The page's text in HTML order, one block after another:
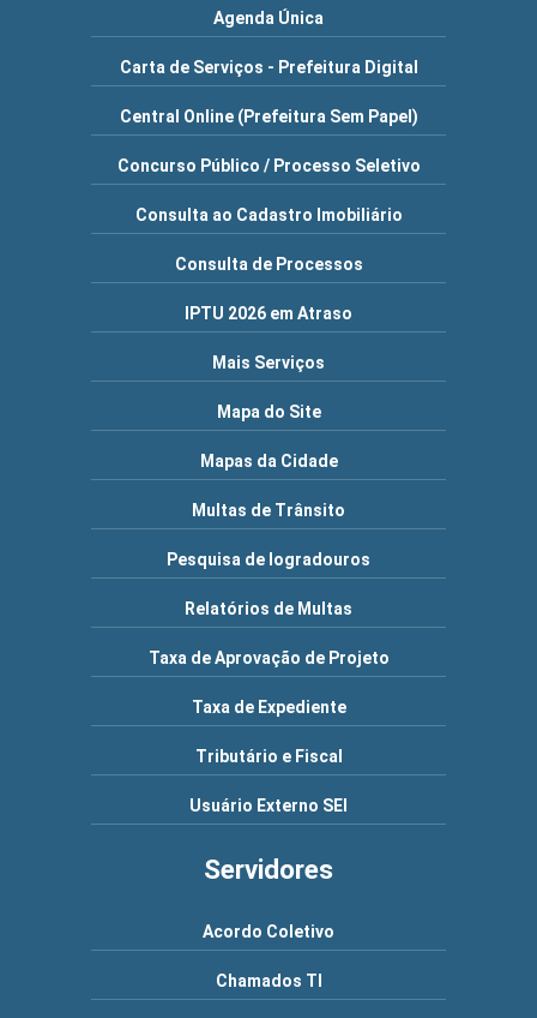
Agenda Única
Carta de Serviços - Prefeitura Digital
Central Online (Prefeitura Sem Papel)
Concurso Público / Processo Seletivo
Consulta ao Cadastro Imobiliário
Consulta de Processos
IPTU 2026 em Atraso
Mais Serviços
Mapa do Site
Mapas da Cidade
Multas de Trânsito
Pesquisa de logradouros
Relatórios de Multas
Taxa de Aprovação de Projeto
Taxa de Expediente
Tributário e Fiscal
Usuário Externo SEI
Servidores
Acordo Coletivo
Chamados TI